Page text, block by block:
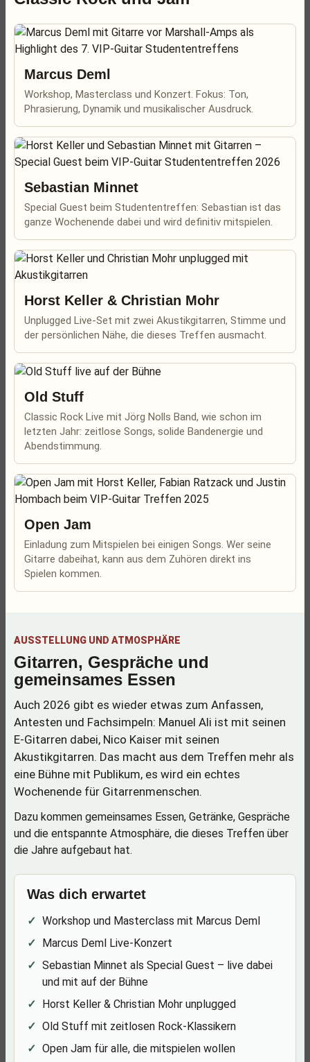
Marcus Deml
Workshop, Masterclass und Konzert. Fokus: Ton,
Phrasierung, Dynamik und musikalischer Ausdruck.
Sebastian Minnet
Special Guest beim Studententreffen: Sebastian ist das
ganze Wochenende dabei und wird definitiv mitspielen.
Horst Keller & Christian Mohr
Unplugged Live-Set mit zwei Akustikgitarren, Stimme und
der persönlichen Nähe, die dieses Treffen ausmacht.
Old Stuff
Classic Rock Live mit Jörg Nolls Band, wie schon im
letzten Jahr: zeitlose Songs, solide Bandenergie und
Abendstimmung.
Open Jam
Einladung zum Mitspielen bei einigen Songs. Wer seine
Gitarre dabeihat, kann aus dem Zuhören direkt ins
Spielen kommen.
AUSSTELLUNG UND ATMOSPHÄRE
Gitarren, Gespräche und
gemeinsames Essen
Auch 2026 gibt es wieder etwas zum Anfassen,
Antesten und Fachsimpeln: Manuel Ali ist mit seinen
E-Gitarren dabei, Nico Kaiser mit seinen
Akustikgitarren. Das macht aus dem Treffen mehr als
eine Bühne mit Publikum, es wird ein echtes
Wochenende für Gitarrenmenschen.
Dazu kommen gemeinsames Essen, Getränke, Gespräche
und die entspannte Atmosphäre, die dieses Treffen über
die Jahre aufgebaut hat.
Was dich erwartet
Workshop und Masterclass mit Marcus Deml
Marcus Deml Live-Konzert
Sebastian Minnet als Special Guest – live dabei
und mit auf der Bühne
Horst Keller & Christian Mohr unplugged
Old Stuff mit zeitlosen Rock-Klassikern
Open Jam für alle, die mitspielen wollen